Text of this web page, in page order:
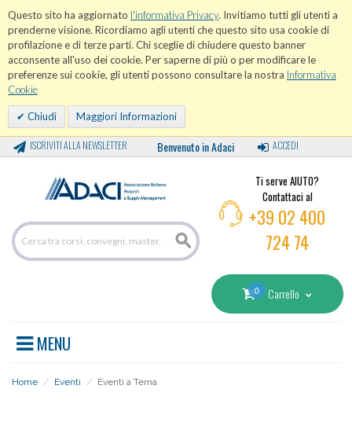
Questo sito ha aggiornato l'informativa Privacy. Invitiamo tutti gli utenti a
prenderne visione. Ricordiamo agli utenti che questo sito usa cookie di
profilazione e di terze parti. Chi sceglie di chiudere questo banner
acconsente all'uso dei cookie. Per saperne di più o per modificare le
preferenze sui cookie, gli utenti possono consultare la nostra Informativa
Cookie
Chiudi Maggiori Informazioni
ISCRIVITI ALLA NEWSLETTER Benvenuto in Adaci ACCEDI
Ti serve AIUTO?
Contattaci al
+39 02 400
724 74
0 Carrello
MENU
Home / Eventi / Eventi a Tema